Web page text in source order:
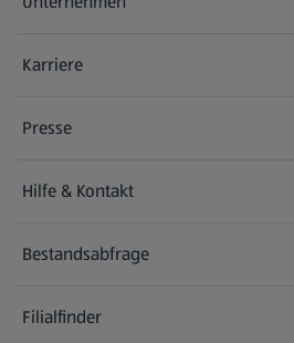
Karriere
(öffnet in einem neuen Tab)
Presse
Hilfe & Kontakt
(öffnet in einem neuen Tab)
Bestandsabfrage
(öffnet in einem neuen Tab)
Filialfinder